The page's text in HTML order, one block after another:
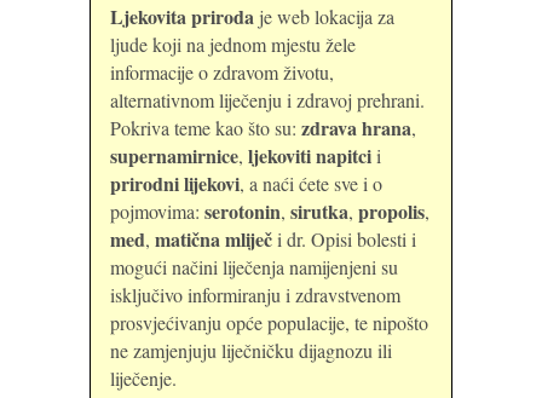
Ljekovita priroda je web lokacija za
ljude koji na jednom mjestu žele
informacije o zdravom životu,
alternativnom liječenju i zdravoj prehrani.
Pokriva teme kao što su: zdrava hrana,
supernamirnice, ljekoviti napitcii
prirodni lijekovi, a naći ćete sve i o
pojmovima: serotonin, sirutka, propolis,
med, matična mliječi dr. Opisi bolesti i
mogući načini liječenja namijenjeni su
isključivo informiranju i zdravstvenom
prosvjećivanju opće populacije, te nipošto
ne zamjenjuju liječničku dijagnozu ili
liječenje.